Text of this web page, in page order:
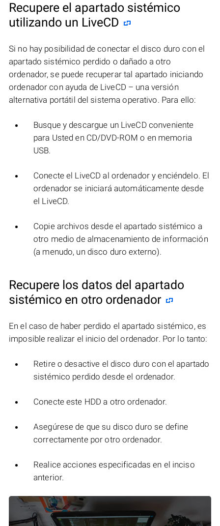
Recupere el apartado sistémico
utilizando un LiveCD
Si no hay posibilidad de conectar el disco duro con el
apartado sistémico perdido o dañado a otro
ordenador, se puede recuperar tal apartado iniciando
ordenador con ayuda de LiveCD – una versión
alternativa portátil del sistema operativo. Para ello:
Busque y descargue un LiveCD conveniente
para Usted en CD/DVD-ROM o en memoria
USB.
Conecte el LiveCD al ordenador y enciéndelo. El
ordenador se iniciará automáticamente desde
el LiveCD.
Copie archivos desde el apartado sistémico a
otro medio de almacenamiento de información
(a menudo, un disco duro externo).
Recupere los datos del apartado
sistémico en otro ordenador
En el caso de haber perdido el apartado sistémico, es
imposible realizar el inicio del ordenador. Por lo tanto:
Retire o desactive el disco duro con el apartado
sistémico perdido desde el ordenador.
Conecte este HDD a otro ordenador.
Asegúrese de que su disco duro se define
correctamente por otro ordenador.
Realice acciones especificadas en el inciso
anterior.